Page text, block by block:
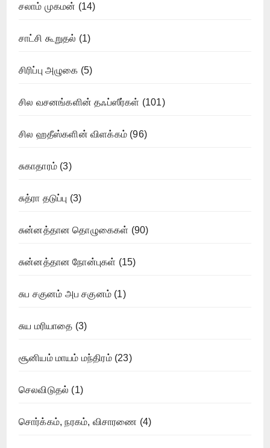
சலாம் முகமன் (14)
சாட்சி கூறுதல் (1)
சிரிப்பு அழுகை (5)
சில வசனங்களின் தஃப்ஸீர்கள் (101)
சில ஹதீஸ்களின் விளக்கம் (96)
சுகாதாரம் (3)
சுத்ரா தடுப்பு (3)
சுன்னத்தான தொழுகைகள் (90)
சுன்னத்தான நோன்புகள் (15)
சுப சகுனம் அப சகுனம் (1)
சுய மரியாதை (3)
சூனியம் மாயம் மந்திரம்(23)
செலவிடுதல் (1)
சொர்க்கம், நரகம், விசாரணை (4)